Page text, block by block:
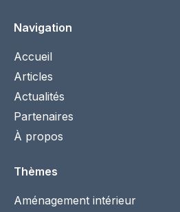
Navigation
Accueil
Articles
Actualités
Partenaires
À propos
Thèmes
Aménagement intérieur